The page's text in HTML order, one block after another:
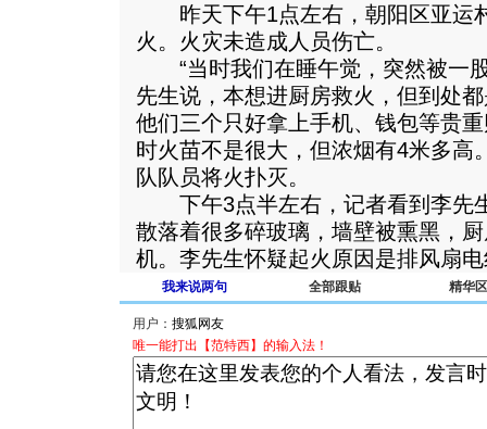
昨天下午1点左右，朝阳区亚运
火。火灾未造成人员伤亡。
“当时我们在睡午觉，突然被一
先生说，本想进厨房救火，但到处
他们三个只好拿上手机、钱包等贵
时火苗不是很大，但浓烟有4米多高
队队员将火扑灭。
下午3点半左右，记者看到李先
散落着很多碎玻璃，墙壁被熏黑，
机。李先生怀疑起火原因是排风扇
我来说两句 全部跟贴 精华区
用户：
唯一能打出【范特西】的输入法！